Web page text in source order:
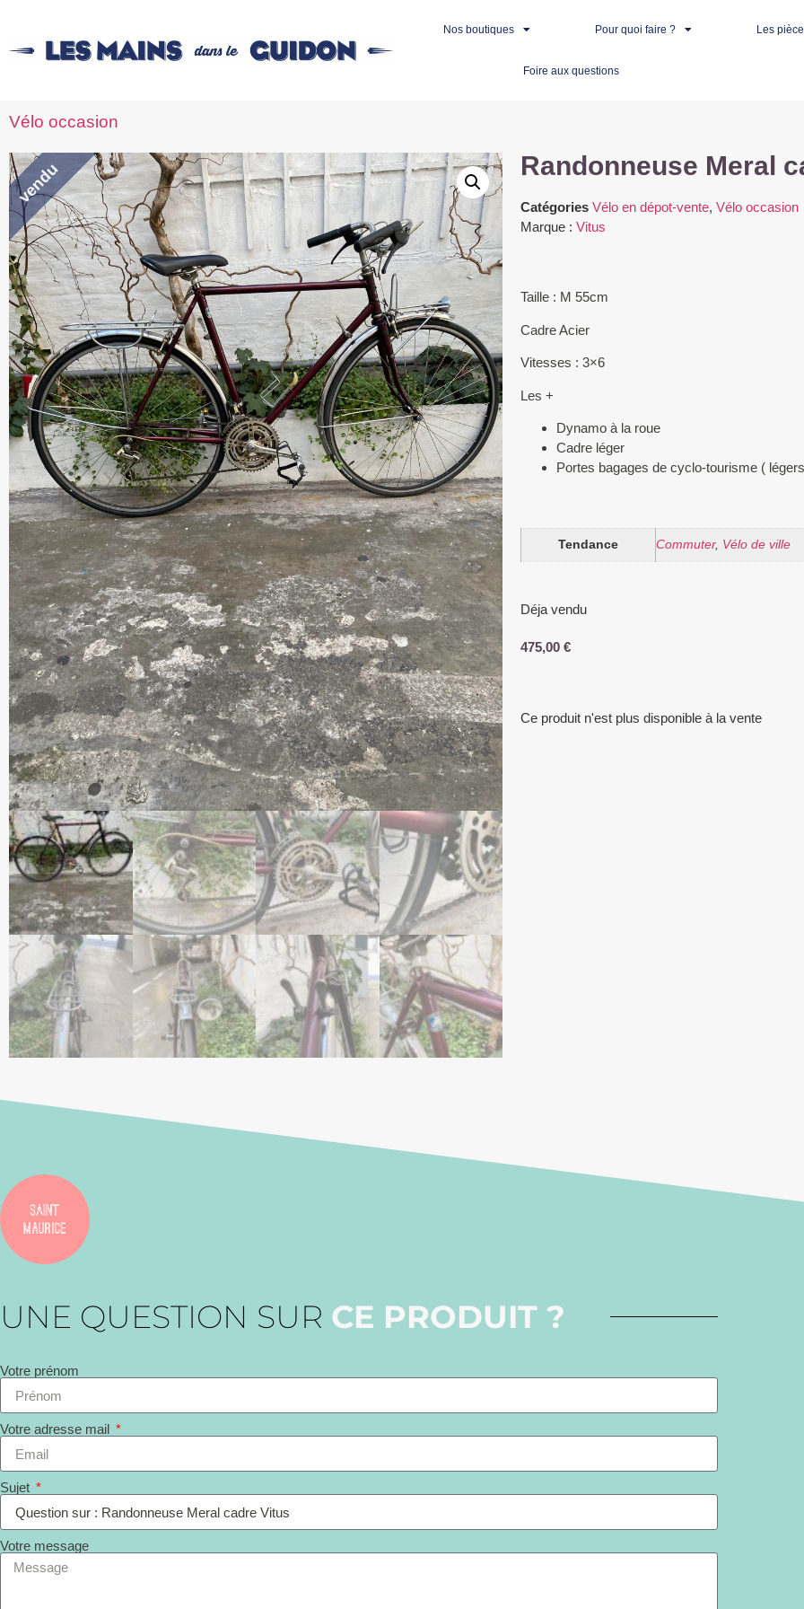
Nos boutiques Pour quoi faire ? Les
Foire aux questions
Vélo occasion
vendu Randonneuse Meral
Catégories Vélo en dépot-vente, Vélo occasion
Marque : Vitus
Taille : M 55cm
Cadre Acier
Vitesses : 3×6
Les +
Dynamo à la roue
Cadre léger
Portes bagages de cyclo-tourisme (
Tendance Commuter, Vélo de ville
Déja vendu
475,00 €
Ce produit n'est plus disponible à la vente
UNE QUESTION SUR CE PRODUIT ?
Votre prénom
Votre adresse mail
Sujet
Votre message